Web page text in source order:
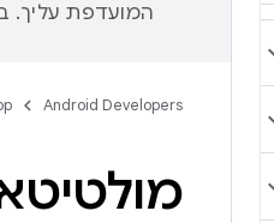
המועדפת עליך.
Android Developers